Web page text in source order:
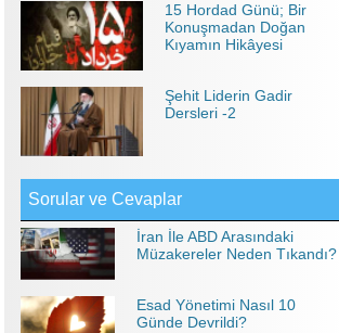
15 Hordad Günü; Bir
Konuşmadan Doğan
Kıyamın Hikâyesi
Şehit Liderin Gadir
Dersleri -2
Sorular ve Cevaplar
İran İle ABD Arasındaki
Müzakereler Neden Tıkandı?
Esad Yönetimi Nasıl 10
Günde Devrildi?